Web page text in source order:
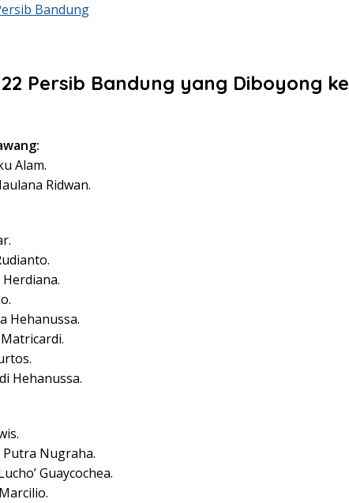
Bandung
Persib Bandung yang Diboyong ke
Alam.
Ridwan.
Hehanussa.
Hehanussa.
Putra Nugraha.
Guaycochea.